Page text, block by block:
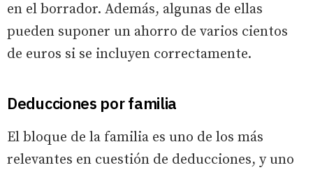
en el borrador. Además, algunas de ellas
pueden suponer un ahorro de varios cientos
de euros si se incluyen correctamente.
Deducciones por familia
El bloque de la familia es uno de los más
relevantes en cuestión de deducciones, y uno